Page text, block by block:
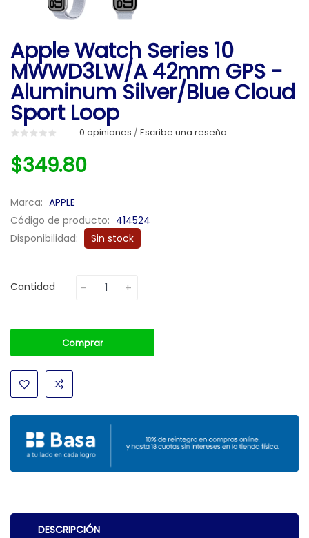
Apple Watch Series 10
MWWD3LW/A 42mm GPS -
Aluminum Silver/Blue Cloud
Sport Loop
0 opiniones / Escribe una reseña
$349.80
Marca: APPLE
Código de producto: 414524
Disponibilidad:
Sin stock
Cantidad
Comprar
DESCRIPCIÓN